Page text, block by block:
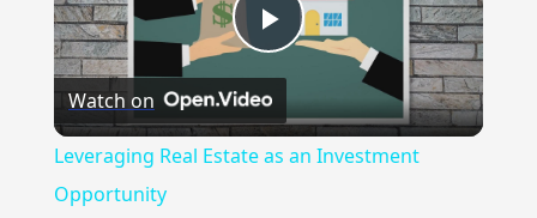
Play
Video
Watch on
Leveraging Real Estate as an Investment
Opportunity